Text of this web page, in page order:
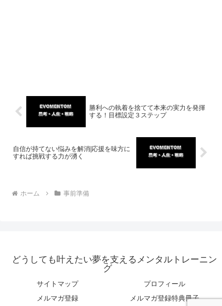
勝利への執着を捨てて本来の実力を発揮
する！目標設定３ステップ
自信が持てない悩みを解消|応援を味方に
すれば挑戦する力が湧く
ホーム 事前準備
どうしても叶えたい夢を支えるメンタルトレーニン
グ
サイトマップ
プロフィール
メルマガ登録
メルマガ登録特典冊子